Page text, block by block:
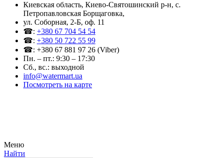
Киевская область, Киево-Святошинский р-н, c.
Петропавловская Борщаговка,
ул. Соборная, 2-Б, оф. 11
☎: +380 67 704 54 54
☎: +380 50 722 55 99
☎: +380 67 881 97 26 (Viber)
Пн. – пт.: 9:30 – 17:30
Сб., вс.: выходной
info@watermart.ua
Посмотреть на карте
Меню
Найти